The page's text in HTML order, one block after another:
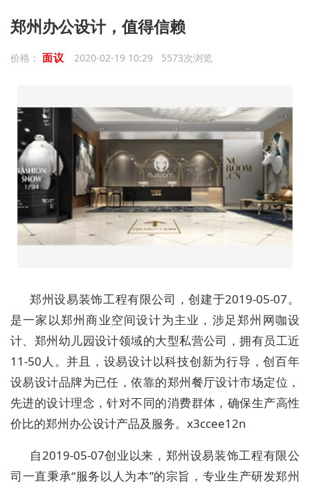
郑州办公设计，值得信赖
价格： 面议 2020-02-19 10:29 5573次浏览
郑州设易装饰工程有限公司，创建于2019-05-07。
是一家以郑州商业空间设计为主业，涉足郑州网咖设
计、郑州幼儿园设计领域的大型私营公司，拥有员工近
11-50人。并且，设易设计以科技创新为行导，创百年
设易设计品牌为已任，依靠的郑州餐厅设计市场定位，
先进的设计理念，针对不同的消费群体，确保生产高性
价比的郑州办公设计产品及服务。x3ccee12n
自2019-05-07创业以来，郑州设易装饰工程有限公
司一直秉承“服务以人为本”的宗旨，专业生产研发郑州